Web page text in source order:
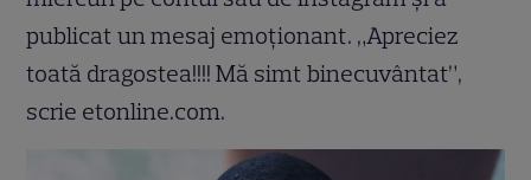
publicat un mesaj emoționant. „Apreciez
toată dragostea!!!! Mă simt binecuvântat”,
scrie etonline.com.